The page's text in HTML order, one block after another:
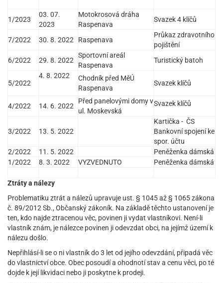
1/2023
03. 07.
2023
Motokrosová dráha
Raspenava
Svazek 4 klíčů
7/2022 30. 8. 2022 Raspenava
Průkaz zdravotního
pojištění
6/2022
29. 8. 2022
Sportovní areál
Raspenava
Turistický batoh
5/2022
4. 8. 2022
Chodník před MěÚ
Raspenava
Svazek klíčů
4/2022 14. 6. 2022
Před panelovými domy v
ul. Moskevská
Svazek klíčů
3/2022 13. 5. 2022
Kartička - ČS
Bankovní spojení ke
spor. účtu
2/2022
11. 5. 2022
Peněženka dámská
1/2022
8. 3. 2022 VYZVEDNUTO Peněženka dámská
Ztráty a nálezy
Problematiku ztrát a nálezů upravuje ust. § 1045 až § 1065 zákona
č. 89/2012 Sb., Občanský zákoník. Na základě těchto ustanovení je
ten, kdo najde ztracenou věc, povinen ji vydat vlastníkovi. Není-li
vlastník znám, je nálezce povinen ji odevzdat obci, na jejímž území k
nálezu došlo.
Nepřihlásí-li se o ni vlastník do 3 let od jejího odevzdání, připadá věc
do vlastnictví obce. Obec posoudí a ohodnotí stav a cenu věci, po té
dojde k její likvidaci nebo ji poskytne k prodeji.